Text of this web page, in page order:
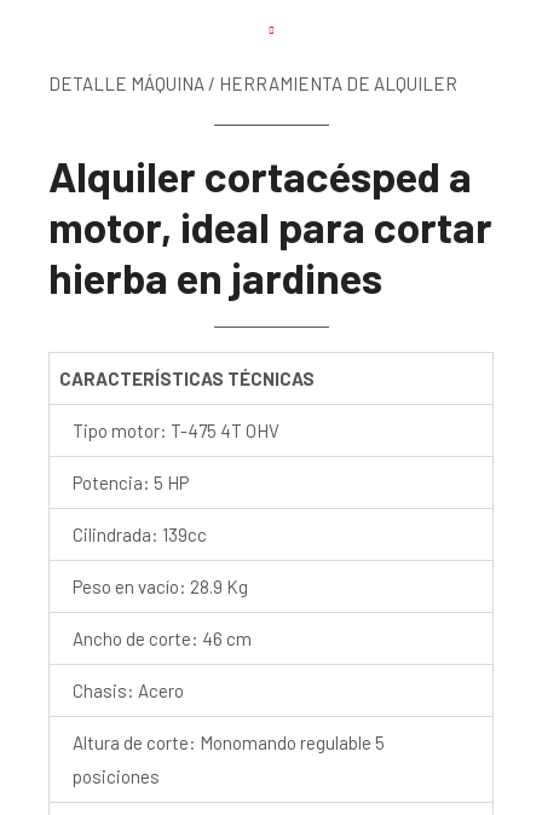
DETALLE MÁQUINA / HERRAMIENTA DE ALQUILER
Alquiler cortacésped a
motor, ideal para cortar
hierba en jardines
CARACTERÍSTICAS TÉCNICAS
Tipo motor: T-475 4T OHV
Potencia: 5 HP
Cilindrada: 139cc
Peso en vacío: 28.9 Kg
Ancho de corte: 46 cm
Chasis: Acero
Altura de corte: Monomando regulable 5
posiciones